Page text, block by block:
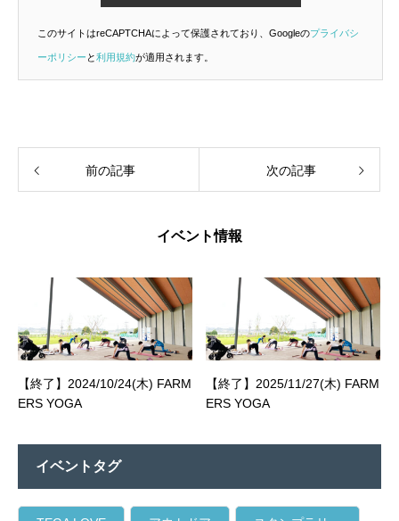
このサイトはreCAPTCHAによって保護されており、Googleのプライバシ
ーポリシー と利用規約が適用されます。
前の記事 次の記事
イベント情報
【終了】2024/10/24(木) FARM
ERS YOGA
【終了】2025/11/27(木) FARM
ERS YOGA
イベントタグ